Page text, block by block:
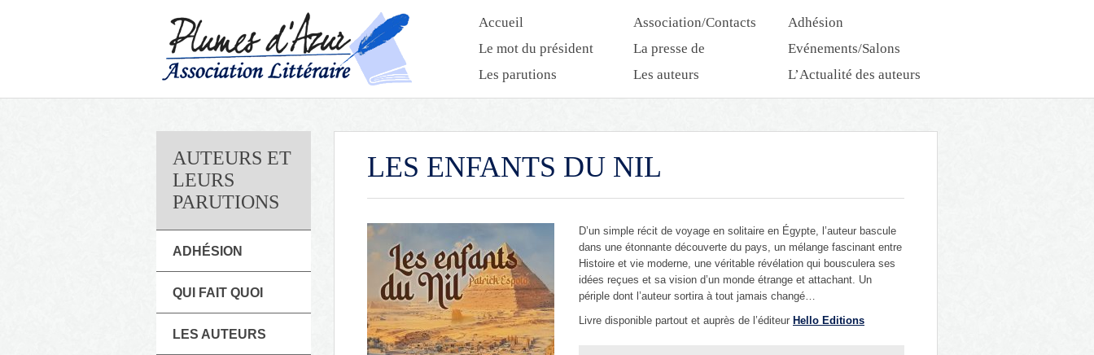
Accueil Association/Contacts
Adhésion
Le mot du président
La presse de
l’association
Evénements/Salons
Les parutions
Les auteurs
L’Actualité des auteurs
AUTEURS ET
LEURS
PARUTIONS
ADHÉSION
QUI FAIT QUOI
LES AUTEURS
LES ENFANTS DU NIL
D’un simple récit de voyage en solitaire en Égypte, l’auteur bascule
dans une étonnante découverte du pays, un mélange fascinant entre
Histoire et vie moderne, une véritable révélation qui bousculera ses
idées reçues et sa vision d’un monde étrange et attachant. Un
périple dont l’auteur sortira à tout jamais changé…
Livre disponible partout et auprès de l’éditeur Hello Editions